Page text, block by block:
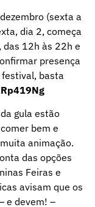
(sexta a
dia 2, começa
12h às 22h e
presença
basta
gula estão
bem e
animação.
das opções
Feiras e
avisam que os
e devem! –